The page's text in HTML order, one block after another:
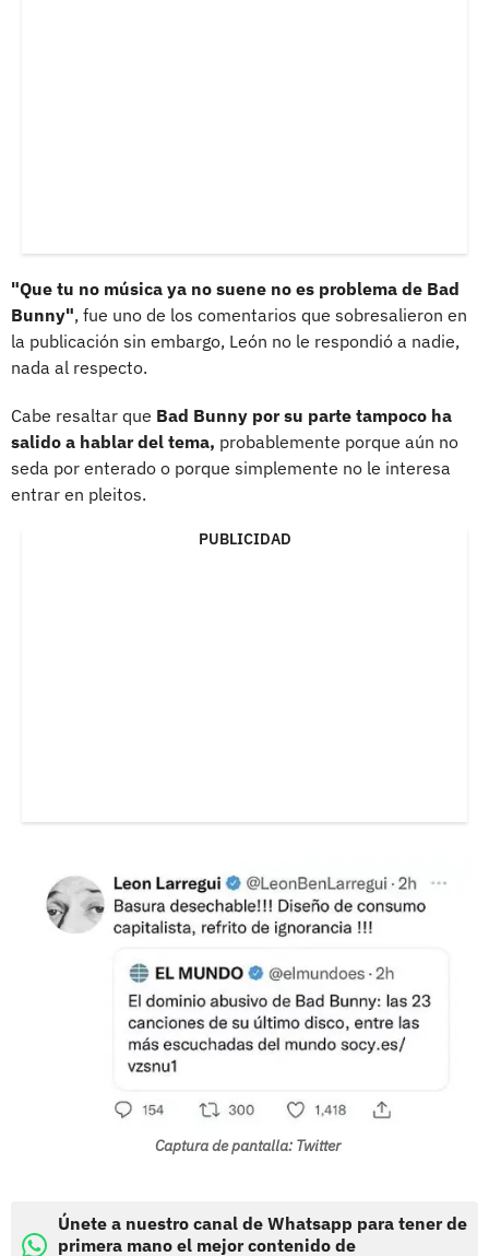
"Que tu no música ya no suene no es problema de Bad
Bunny", fue uno de los comentarios que sobresalieron en
la publicación sin embargo, León no le respondió a nadie,
nada al respecto.
Cabe resaltar que Bad Bunny por su parte tampoco ha
salido a hablar del tema, probablemente porque aún no
seda por enterado o porque simplemente no le interesa
entrar en pleitos.
PUBLICIDAD
Captura de pantalla: Twitter
Únete a nuestro canal de Whatsapp para tener de
primera mano el mejor contenido de